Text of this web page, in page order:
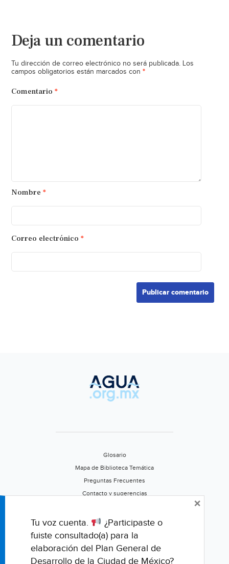
Deja un comentario
Tu dirección de correo electrónico no será publicada. Los
campos obligatorios están marcados con *
Comentario *
Nombre *
Correo electrónico *
Glosario
Mapa de Biblioteca Temática
Preguntas Frecuentes
Contacto y sugerencias
Califica este portal
Tu voz cuenta.
¿Participaste o
fuiste consultado(a) para la
elaboración del Plan General de
Desarrollo de la Ciudad de México?
×